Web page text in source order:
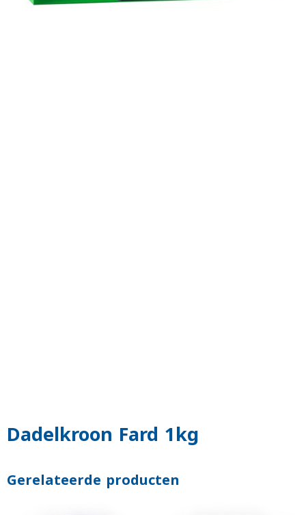
Dadelkroon Fard 1kg
Gerelateerde producten